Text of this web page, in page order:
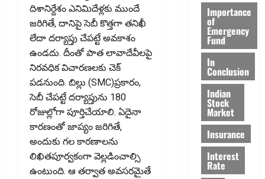
దిశానిర్దేశం ఎనిమిదేళ్లకు ముందే
జరిగితే, దానిపై సెబీ కొత్తగా తనిఖీ
లేదా దర్యాప్తు చేపట్టే అవకాశం
ఉండదు. దీంతో పాత లావాదేవీలపై
నిరవధిక విచారణలకు చెక్‌
పడనుంది. బిల్లు (SMC)ప్రకారం,
సెబీ చేపట్టే దర్యాప్తును 180
రోజుల్లోగా పూర్తిచేయాలి. ఏదైనా
కారణంతో జాప్యం జరిగితే,
అందుకు గల కారణాలను
లిఖితపూర్వకంగా వెల్లడించాల్సి
ఉంటుంది. ఆ తర్వాత అవసరమైతే
Importance
of
Emergency
Fund
In
Conclusion
Indian
Stock
Market
Insurance
Interest
Rate